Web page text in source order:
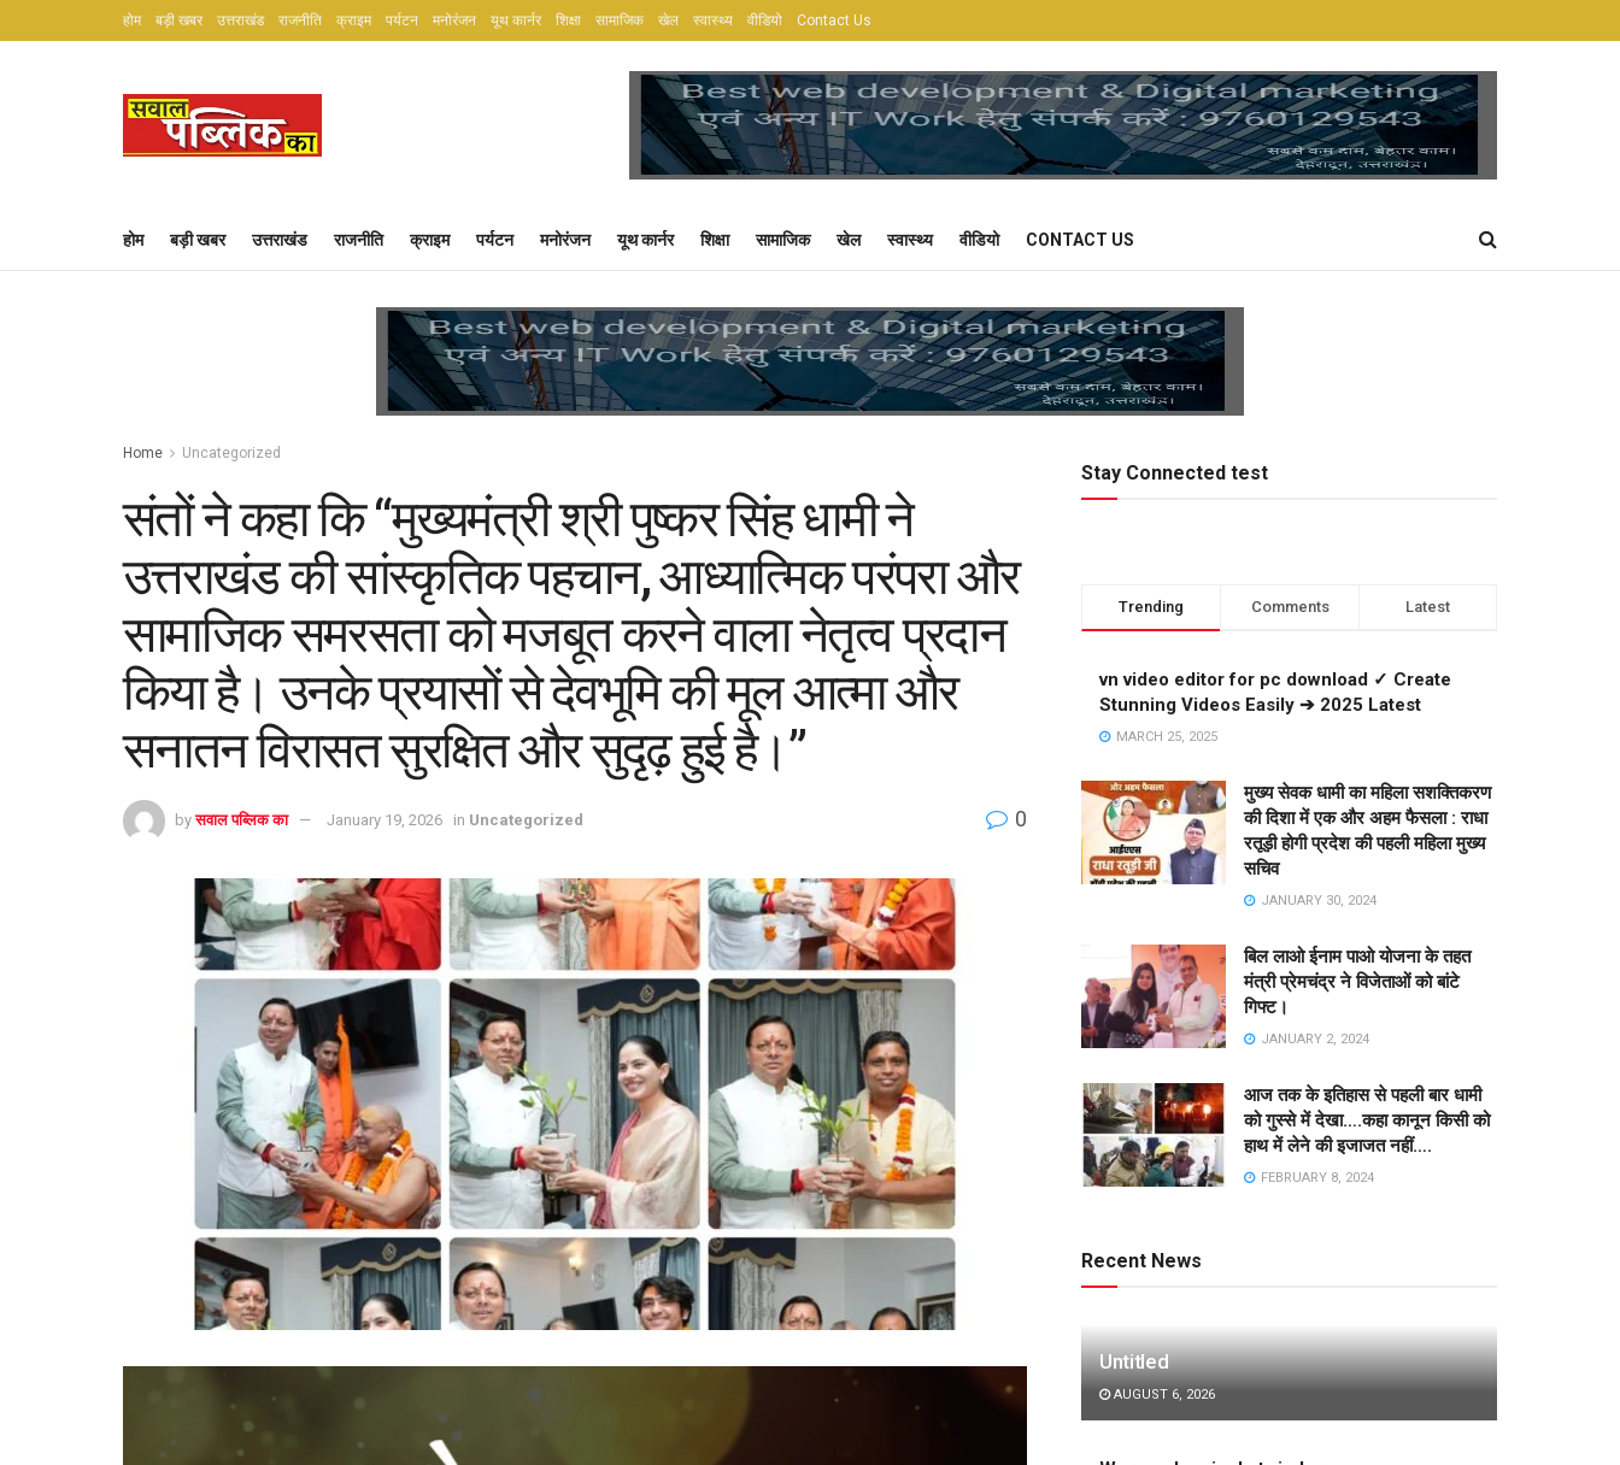
होम बड़ी खबर उत्तराखंड राजनीति क्राइम पर्यटन मनोरंजन यूथ कार्नर शिक्षा सामाजिक खेल स्वास्थ्य वीडियो Contact Us
होम बड़ी खबर उत्तराखंड राजनीति क्राइम पर्यटन मनोरंजन यूथ कार्नर शिक्षा सामाजिक खेल स्वास्थ्य वीडियो CONTACT US
Home Uncategorized
संतों ने कहा कि “मुख्यमंत्री श्री पुष्कर सिंह धामी ने
उत्तराखंड की सांस्कृतिक पहचान, आध्यात्मिक परंपरा और
सामाजिक समरसता को मजबूत करने वाला नेतृत्व प्रदान
किया है। उनके प्रयासों से देवभूमि की मूल आत्मा और
सनातन विरासत सुरक्षित और सुदृढ़ हुई है।”
by सवाल पब्लिक का January 19, 2026 in Uncategorized 0
Stay Connected test
Trending Comments Latest
vn video editor for pc download ✓ Create
Stunning Videos Easily ➔ 2025 Latest
MARCH 25, 2025
मुख्य सेवक धामी का महिला सशक्तिकरण
की दिशा में एक और अहम फैसला : राधा
रतूड़ी होगी प्रदेश की पहली महिला मुख्य
सचिव
JANUARY 30, 2024
बिल लाओ ईनाम पाओ योजना के तहत
मंत्री प्रेमचंद्र ने विजेताओं को बांटे
गिफ्ट।
JANUARY 2, 2024
आज तक के इतिहास से पहली बार धामी
को गुस्से में देखा….कहा कानून किसी को
हाथ में लेने की इजाजत नहीं….
FEBRUARY 8, 2024
Recent News
Untitled
AUGUST 6, 2026